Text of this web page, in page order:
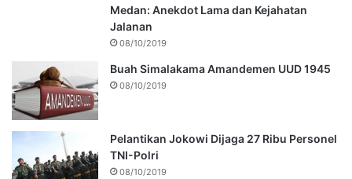
Medan: Anekdot Lama dan Kejahatan
Jalanan
08/10/2019
Buah Simalakama Amandemen UUD 1945
08/10/2019
Pelantikan Jokowi Dijaga 27 Ribu Personel
TNI-Polri
08/10/2019